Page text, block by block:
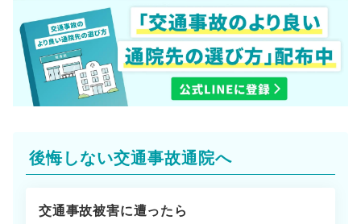
後悔しない交通事故通院へ
交通事故被害に遭ったら